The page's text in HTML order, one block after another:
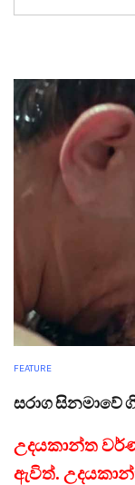
FEATURE
සරාග
උදයකාන්ත
ඇවිත්.